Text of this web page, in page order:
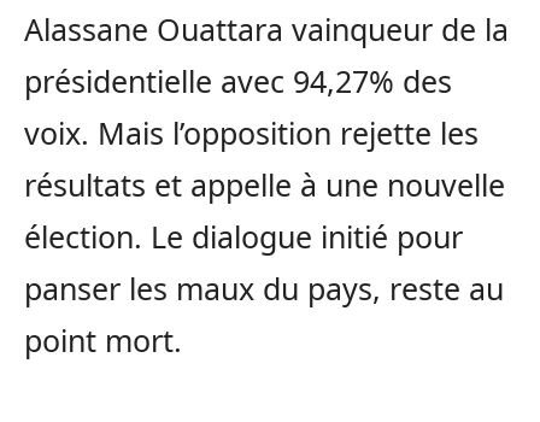
Alassane Ouattara vainqueur de la
présidentielle avec 94,27% des
voix. Mais l’opposition rejette les
résultats et appelle à une nouvelle
élection. Le dialogue initié pour
panser les maux du pays, reste au
point mort.